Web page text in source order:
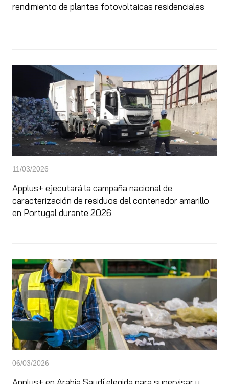
rendimiento de plantas fotovoltaicas residenciales
11/03/2026
Applus+ ejecutará la campaña nacional de
caracterización de residuos del contenedor amarillo
en Portugal durante 2026
06/03/2026